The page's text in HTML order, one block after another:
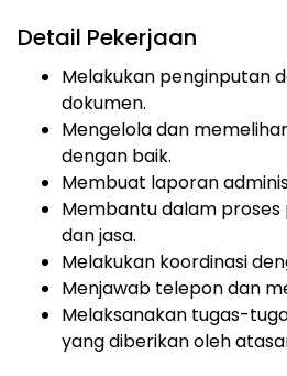
Detail Pekerjaan
Melakukan penginputan
dokumen.
Mengelola dan
dengan baik.
Membuat laporan
Membantu dalam
dan jasa.
Melakukan koordinasi
Menjawab telepon dan
Melaksanakan tugas-
yang diberikan oleh